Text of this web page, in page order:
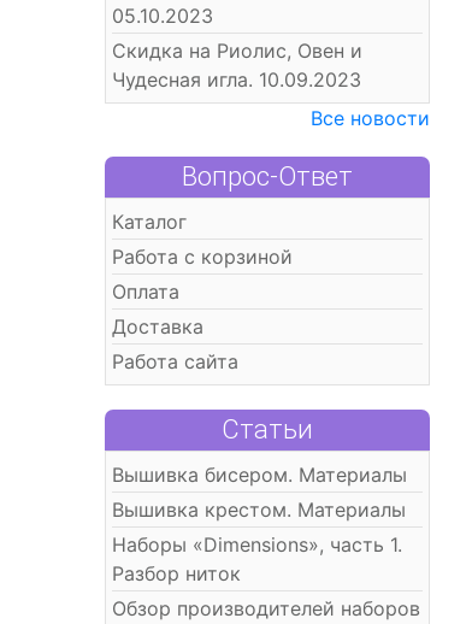
05.10.2023
Скидка на Риолис, Овен и
Чудесная игла. 10.09.2023
Все новости
Вопрос-Ответ
Каталог
Работа с корзиной
Оплата
Доставка
Работа сайта
Статьи
Вышивка бисером. Материалы
Вышивка крестом. Материалы
Наборы «Dimensions», часть 1.
Разбор ниток
Обзор производителей наборов